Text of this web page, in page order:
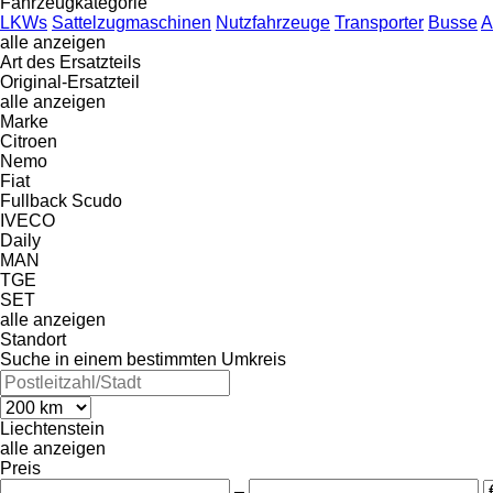
LKWs Sattelzugmaschinen Nutzfahrzeuge Transporter Busse
alle anzeigen
Art des Ersatzteils
Original-Ersatzteil
alle anzeigen
Marke
Citroen
Nemo
Fiat
Fullback Scudo
IVECO
Daily
MAN
TGE
SET
alle anzeigen
Standort
Suche in einem bestimmten Umkreis
Liechtenstein
alle anzeigen
Preis